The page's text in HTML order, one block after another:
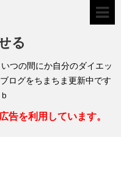
る
つの間にか自分のダイエッ
ログをちまちま更新中です
告を利用しています。